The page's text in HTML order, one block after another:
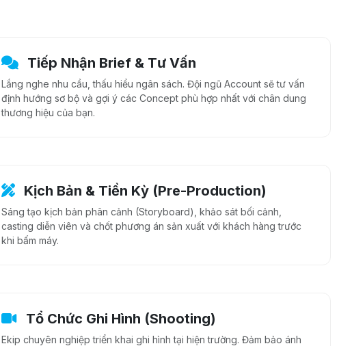
Tiếp Nhận Brief & Tư Vấn
Lắng nghe nhu cầu, thấu hiểu ngân sách. Đội ngũ Account sẽ tư vấn
định hướng sơ bộ và gợi ý các Concept phù hợp nhất với chân dung
thương hiệu của bạn.
Kịch Bản & Tiền Kỳ (Pre-Production)
Sáng tạo kịch bản phân cảnh (Storyboard), khảo sát bối cảnh,
casting diễn viên và chốt phương án sản xuất với khách hàng trước
khi bấm máy.
Tổ Chức Ghi Hình (Shooting)
Ekip chuyên nghiệp triển khai ghi hình tại hiện trường. Đảm bảo ánh